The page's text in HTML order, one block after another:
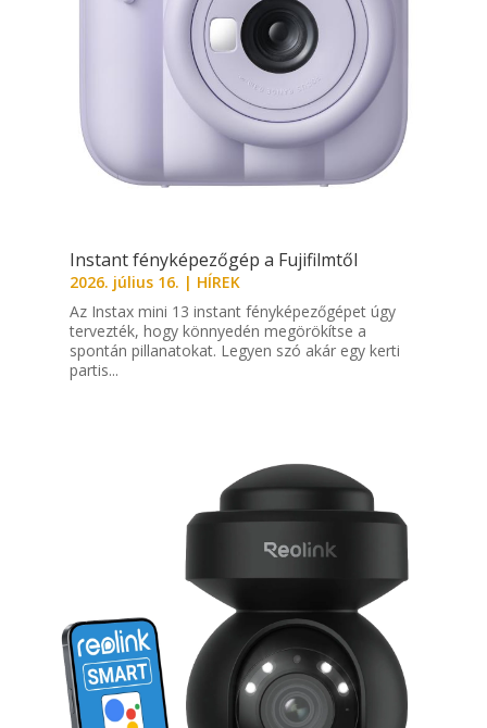
Instant fényképezőgép a Fujifilmtől
2026. július 16. | HÍREK
Az Instax mini 13 instant fényképezőgépet úgy
tervezték, hogy könnyedén megörökítse a
spontán pillanatokat. Legyen szó akár egy kerti
partis...